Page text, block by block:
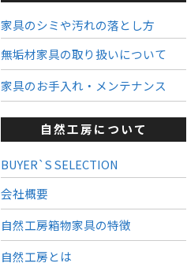
家具のシミや汚れの落とし方
無垢材家具の取り扱いについて
家具のお手入れ・メンテナンス
自然工房について
BUYER`S SELECTION
会社概要
自然工房箱物家具の特徴
自然工房とは